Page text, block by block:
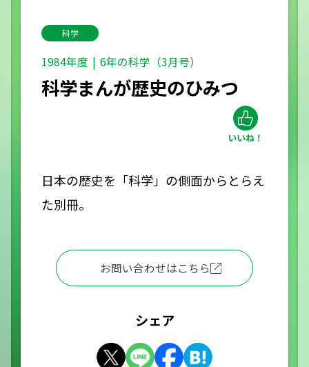
科学
1984年度 6年の科学（3月号）
科学まんが歴史のひみつ
日本の歴史を「科学」の側面からとらえ
た別冊。
お問い合わせはこちら
シェア